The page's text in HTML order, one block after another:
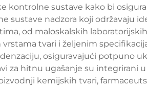
kontrolne sustave kako bi
sustave nadzora koji održavaju
od maloskalskih
tvari i željenim
osiguravajući potpuno
za hitnu ugašanje su integrirani
kemijskih tvari,